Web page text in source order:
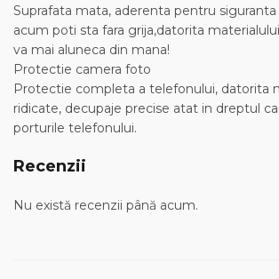
Suprafata mata, aderenta pentru
acum poti sta fara grija,datorita
va mai aluneca din mana!
Protectie camera foto
Protectie completa a telefonului, datorita
ridicate, decupaje precise atat in dreptul
porturile telefonului.
Recenzii
Nu există recenzii până acum.